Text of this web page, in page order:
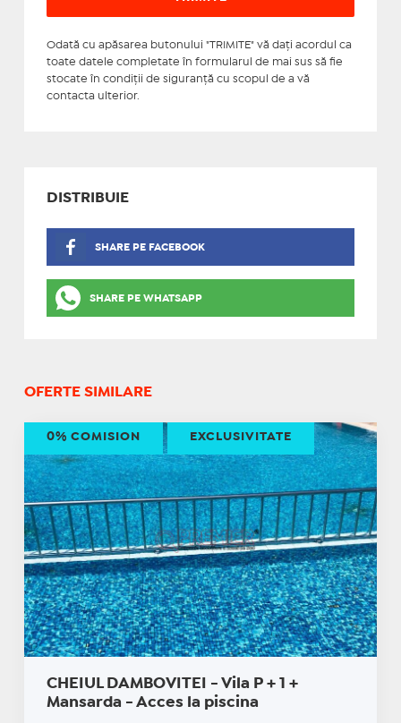
Odată cu apăsarea butonului "TRIMITE" vă daţi acordul ca
toate datele completate în formularul de mai sus să fie
stocate în condiţii de siguranţă cu scopul de a vă
contacta ulterior.
DISTRIBUIE
SHARE PE FACEBOOK
SHARE PE WHATSAPP
OFERTE SIMILARE
CHEIUL DAMBOVITEI - Vila P + 1 +
Mansarda - Acces la piscina
0% COMISION EXCLUSIVITATE